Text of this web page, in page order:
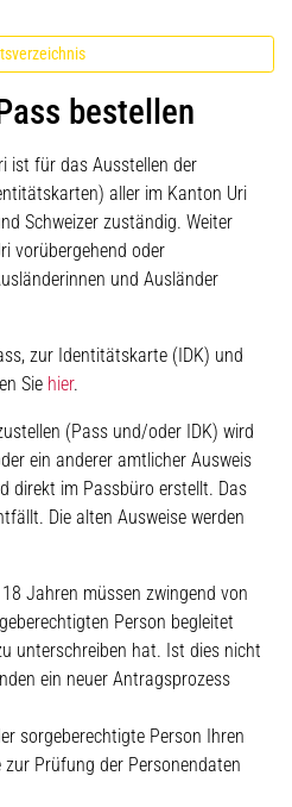
bestellen
ist für das Ausstellen der
aller im Kanton Uri
Schweizer zuständig. Weiter
vorübergehend oder
und Ausländer
zur Identitätskarte (IDK) und
Sie hier.
(Pass und/oder IDK) wird
ein anderer amtlicher Ausweis
direkt im Passbüro erstellt. Das
Die alten Ausweise werden
Jahren müssen zwingend von
Person begleitet
unterschreiben hat. Ist dies nicht
ein neuer Antragsprozess
sorgeberechtigte Person Ihren
Prüfung der Personendaten